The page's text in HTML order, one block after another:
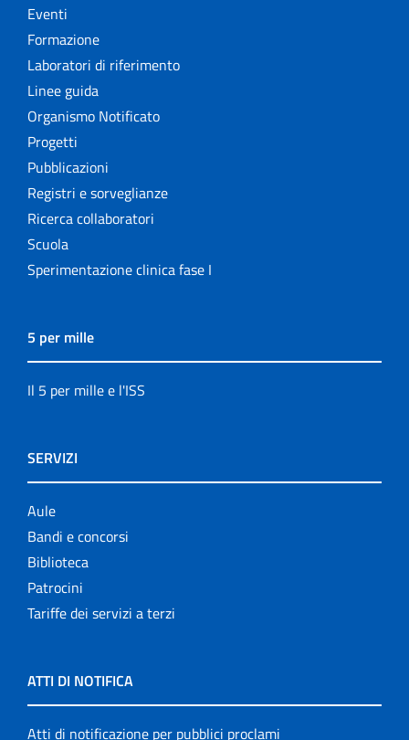
Eventi
Formazione
Laboratori di riferimento
Linee guida
Organismo Notificato
Progetti
Pubblicazioni
Registri e sorveglianze
Ricerca collaboratori
Scuola
Sperimentazione clinica fase I
5 per mille
Il 5 per mille e l'ISS
SERVIZI
Aule
Bandi e concorsi
Biblioteca
Patrocini
Tariffe dei servizi a terzi
ATTI DI NOTIFICA
Atti di notificazione per pubblici proclami